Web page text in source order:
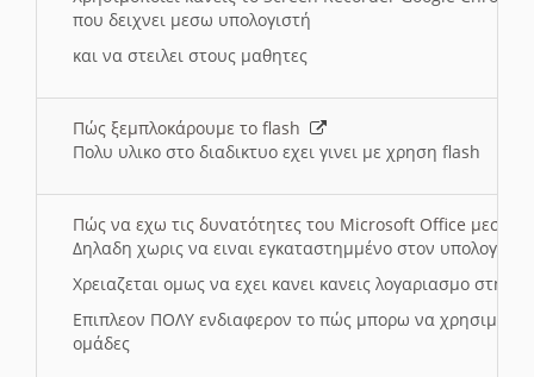
που δειχνει μεσω υπολογιστή
και να στειλει στους μαθητες
Πώς ξεμπλοκάρουμε το flash
Πολυ υλικο στο διαδικτυο εχει γινει με χρηση flash
Πώς να εχω τις δυνατότητες του Microsoft Office μεσω
Δηλαδη χωρις να ειναι εγκαταστημμένο στον
Χρειαζεται ομως να εχει κανει κανεις λογαριασμο στη
Επιπλεον ΠΟΛΥ ενδιαφερον το πώς μπορω να
ομάδες